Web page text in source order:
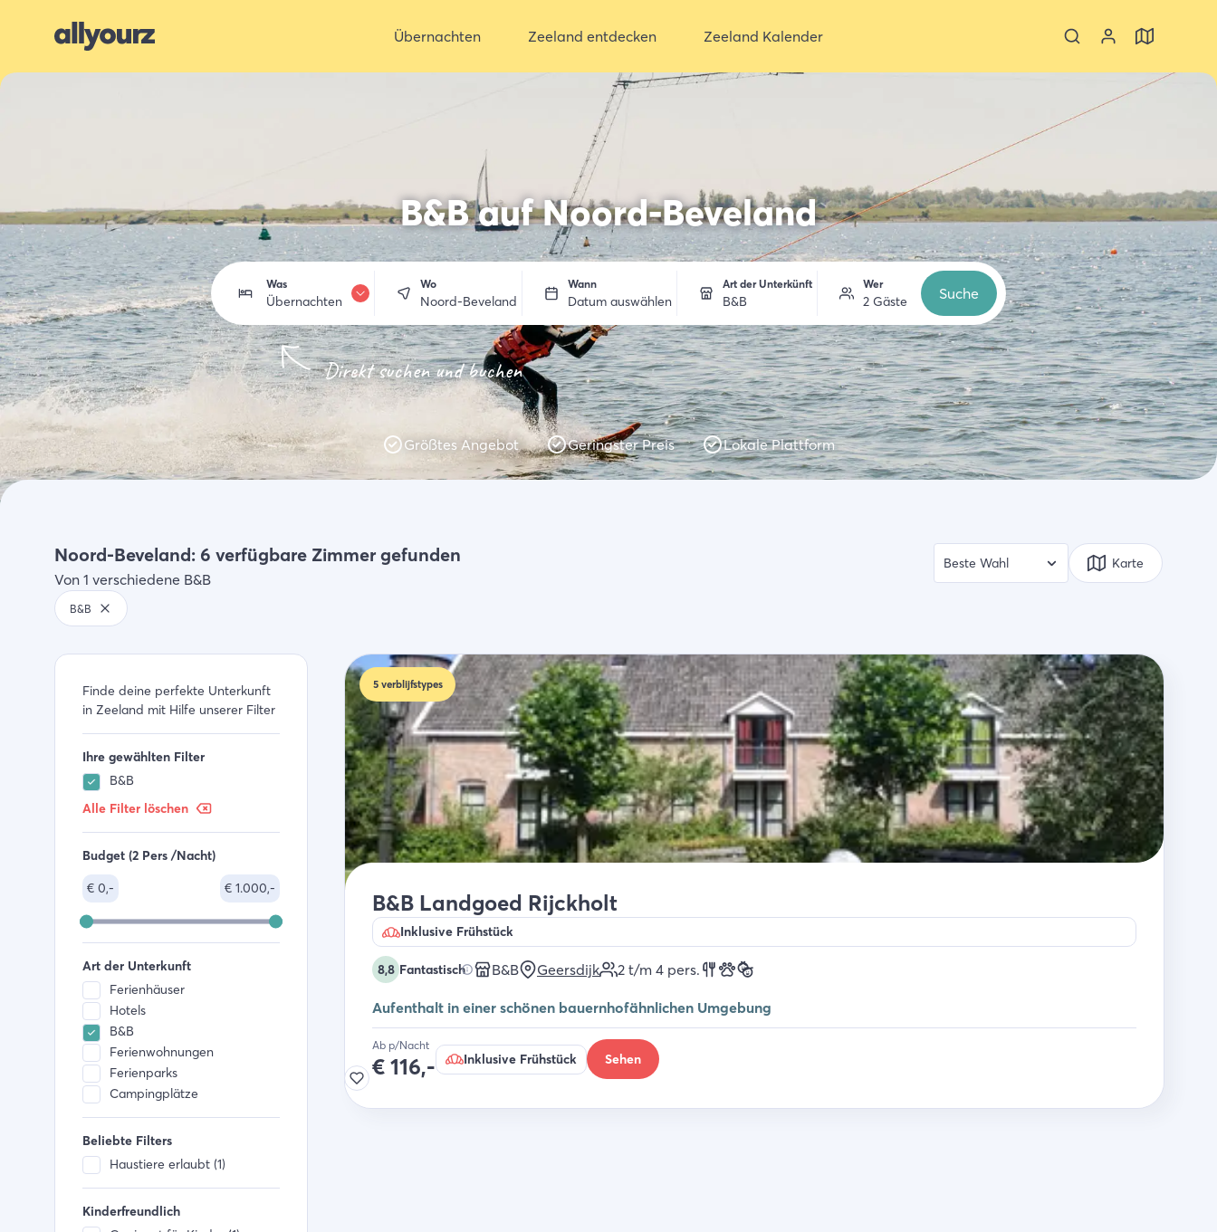
Übernachten Zeeland entdecken Zeeland Kalender
B&B auf Noord-Beveland
Was
Übernachten
Übernachten
Essen trinken
Aktivitäten
Einkaufen
Wo
Noord-Beveland
Wann
Datum auswählen
Art der Unterkünft
B&B
Wer
2 Gäste Suche
Direkt suchen und buchen
Größtes Angebot Geringster Preis Lokale Plattform
Noord-Beveland: 6 verfügbare Zimmer gefunden
Von 1 verschiedene B&B
Karte
B&B
Finde deine perfekte Unterkunft
in Zeeland mit Hilfe unserer Filter
Ihre gewählten Filter
B&B
Alle Filter löschen
Budget (2 Pers /Nacht)
€ 0,- € 1.000,-
Art der Unterkunft
Ferienhäuser
Hotels
B&B
Ferienwohnungen
Ferienparks
Campingplätze
Beliebte Filters
Haustiere erlaubt (1)
Kinderfreundlich
5 verblijfstypes
B&B Landgoed Rijckholt
Inklusive Frühstück
8,8 Fantastisch B&B Geersdijk 2 t/m 4 pers.
Aufenthalt in einer schönen bauernhofähnlichen Umgebung
Ab p/Nacht
€ 116,- Inklusive Frühstück Sehen